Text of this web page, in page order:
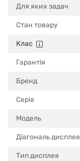
Для яких задач
Стан товару
Клас
Гарантія
Бренд
Серія
Модель
Діагональ дисплея
Тип дисплея